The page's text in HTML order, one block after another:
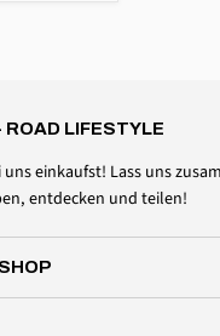
ROAD LIFESTYLE
einkaufst! Lass uns
entdecken und teilen!
Spannset Windschutzscheibe
Teilen
Facebook
Schweiz,
Kunde